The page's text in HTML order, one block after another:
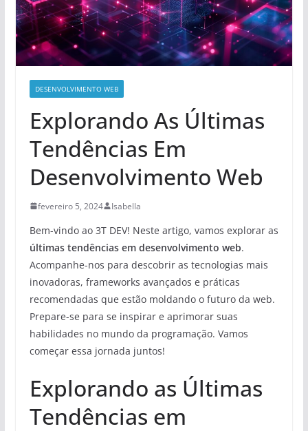
DESENVOLVIMENTO WEB
Explorando As Últimas
Tendências Em
Desenvolvimento Web
fevereiro 5, 2024 Isabella
Bem-vindo ao 3T DEV! Neste artigo, vamos explorar as
últimas tendências em desenvolvimento web.
Acompanhe-nos para descobrir as tecnologias mais
inovadoras, frameworks avançados e práticas
recomendadas que estão moldando o futuro da web.
Prepare-se para se inspirar e aprimorar suas
habilidades no mundo da programação. Vamos
começar essa jornada juntos!
Explorando as Últimas
Tendências em